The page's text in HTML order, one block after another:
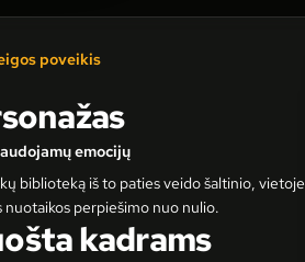
poveikis
emocijų
biblioteką iš to paties veido šaltinio, vietoje
nuotaikos perpiešimo nuo nulio.
kadrams